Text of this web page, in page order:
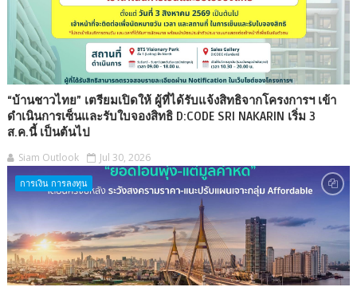
“บ้านชาวไทย” เตรียมเปิดให้ ผู้ที่ได้รับแจ้งสิทธิจากโครงการฯ เข้า
ดำเนินการเซ็นและรับใบจองสิทธิ D:CODE SRI NAKARIN เริ่ม 3
ส.ค.นี้ เป็นต้นไป
Siam Outlook Jul 30, 2026
การเงิน การลงทุน